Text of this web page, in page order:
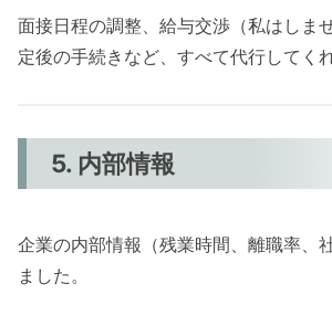
面接日程の調整、給与交渉（私はしま
定後の手続きなど、すべて代行してく
5. 内部情報
企業の内部情報（残業時間、離職率、
ました。